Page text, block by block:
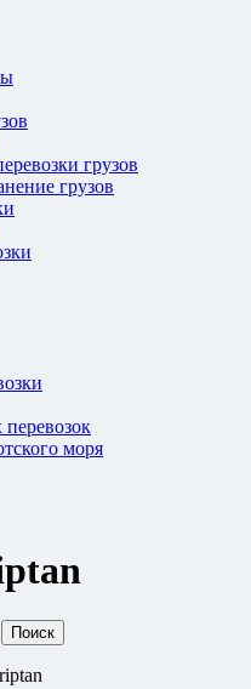
грузов
грузов
моря